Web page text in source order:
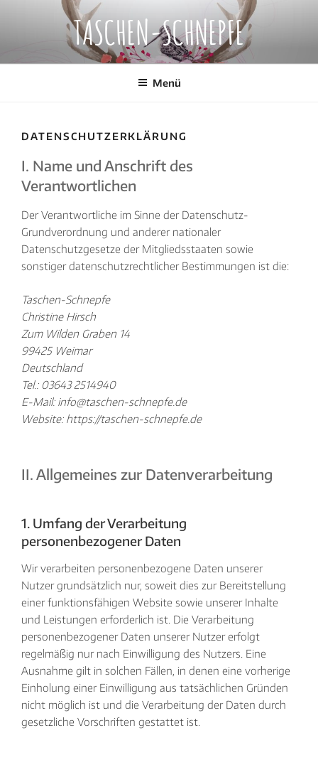
TASCHEN-SCHNEPFE
Menü
DATENSCHUTZERKLÄRUNG
I. Name und Anschrift des
Verantwortlichen
Der Verantwortliche im Sinne der Datenschutz-
Grundverordnung und anderer nationaler
Datenschutzgesetze der Mitgliedsstaaten sowie
sonstiger datenschutzrechtlicher Bestimmungen ist die:
Taschen-Schnepfe
Christine Hirsch
Zum Wilden Graben 14
99425 Weimar
Deutschland
Tel.: 03643 2514940
E-Mail: info@taschen-schnepfe.de
Website: https://taschen-schnepfe.de
II. Allgemeines zur Datenverarbeitung
1. Umfang der Verarbeitung
personenbezogener Daten
Wir verarbeiten personenbezogene Daten unserer
Nutzer grundsätzlich nur, soweit dies zur Bereitstellung
einer funktionsfähigen Website sowie unserer Inhalte
und Leistungen erforderlich ist. Die Verarbeitung
personenbezogener Daten unserer Nutzer erfolgt
regelmäßig nur nach Einwilligung des Nutzers. Eine
Ausnahme gilt in solchen Fällen, in denen eine vorherige
Einholung einer Einwilligung aus tatsächlichen Gründen
nicht möglich ist und die Verarbeitung der Daten durch
gesetzliche Vorschriften gestattet ist.